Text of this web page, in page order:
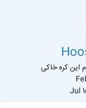
این کره خاکی
Jul